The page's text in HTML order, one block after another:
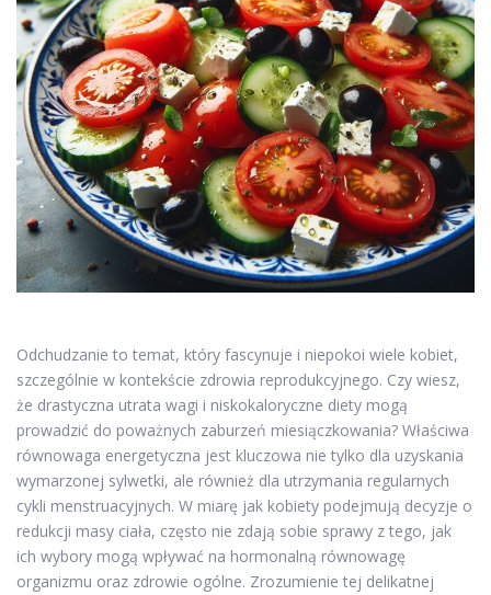
Odchudzanie to temat, który fascynuje i niepokoi wiele kobiet,
szczególnie w kontekście zdrowia reprodukcyjnego. Czy wiesz,
że drastyczna utrata wagi i niskokaloryczne diety mogą
prowadzić do poważnych zaburzeń miesiączkowania? Właściwa
równowaga energetyczna jest kluczowa nie tylko dla uzyskania
wymarzonej sylwetki, ale również dla utrzymania regularnych
cykli menstruacyjnych. W miarę jak kobiety podejmują decyzje o
redukcji masy ciała, często nie zdają sobie sprawy z tego, jak
ich wybory mogą wpływać na hormonalną równowagę
organizmu oraz zdrowie ogólne. Zrozumienie tej delikatnej